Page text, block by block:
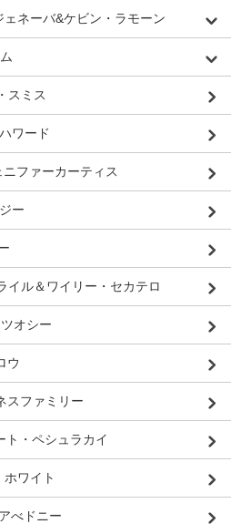
ェネーバ&ケビン・ラモーン
スミス
ワード
ニファーカーティス
ー
イル＆ワイリー・セカテロ
オシー
ウ
スファミリー
ト・ペシュラカイ
ホワイト
べドニー